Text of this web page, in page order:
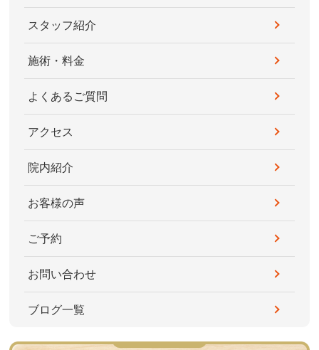
スタッフ紹介
施術・料金
よくあるご質問
アクセス
院内紹介
お客様の声
ご予約
お問い合わせ
ブログ一覧